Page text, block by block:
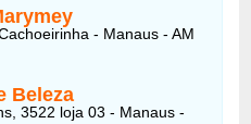
- Manaus - AM
Beleza
3522 loja 03 - Manaus -